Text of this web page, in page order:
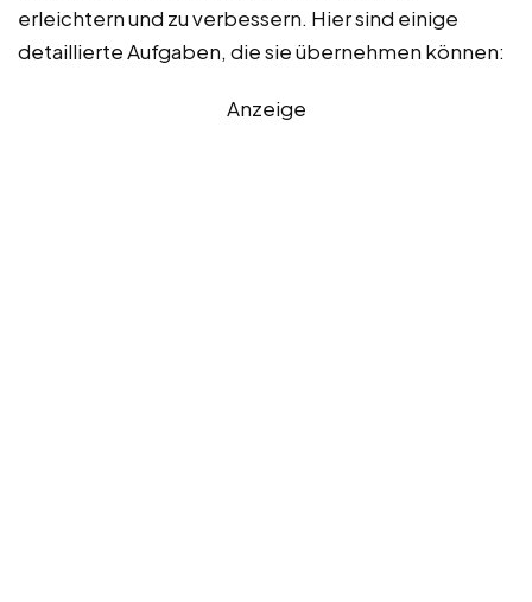
erleichtern und zu verbessern. Hier sind einige
detaillierte Aufgaben, die sie übernehmen können:
Anzeige